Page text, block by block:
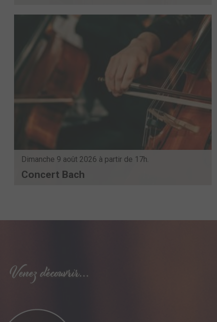
Venez découvrir...